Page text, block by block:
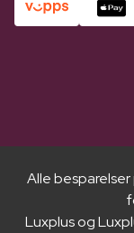
Alle
Luxplus og